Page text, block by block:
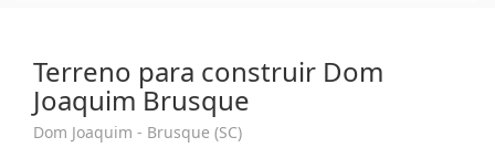
Terreno para construir Dom
Joaquim Brusque
Dom Joaquim - Brusque (SC)